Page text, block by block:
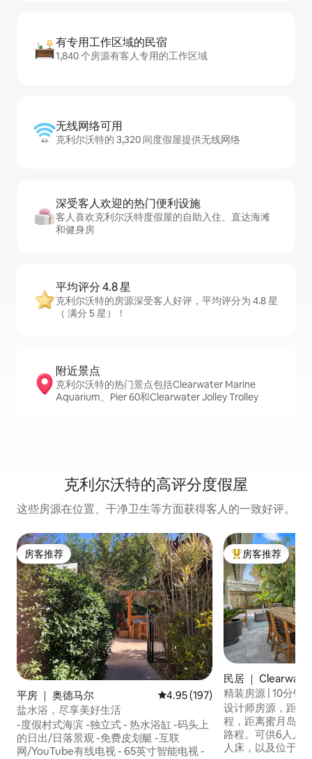
有专用工作区域的民宿
1,840 个房源有客人专用的工作区域
无线网络可用
克利尔沃特的 3,320 间度假屋提供无线网络
深受客人欢迎的热门便利设施
客人喜欢克利尔沃特度假屋的自助入住、直达海滩
和健身房
平均评分 4.8 星
克利尔沃特的房源深受客人好评，平均评分为 4.8 星
（ 满分 5 星）！
附近景点
克利尔沃特的热门景点包括Clearwater Marine
Aquarium、Pier 60和Clearwater Jolley Trolley
克利尔沃特的高评分度假屋
这些房源在位置、干净卫生等方面获得客人的一致好评。
房客推荐
房客推荐
平房 ｜ 奥德马尔 平均评分 4.95 分（满分 5 分），
4.95 (197)
盐水浴，尽享美好生活
-度假村式海滨 -独立式 - 热水浴缸 -码头上
的日出/日落景观 -免费皮划艇 -互联
网/YouTube有线电视 - 65英寸智能电视 -
热门「房客推荐」
房客推荐
民居 ｜
精装房源 | 10分钟
设计师房源，距离
程，距离蜜月岛和
路程。可供6人入
人床，以及位于